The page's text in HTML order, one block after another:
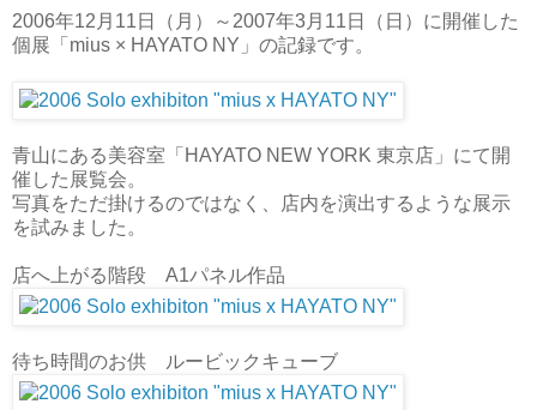
2006年12月11日（月）～2007年3月11日（日）に開催した
個展「mius × HAYATO NY」の記録です。
青山にある美容室「HAYATO NEW YORK 東京店」にて開
催した展覧会。
写真をただ掛けるのではなく、店内を演出するような展示
を試みました。
店へ上がる階段 A1パネル作品
待ち時間のお供 ルービックキューブ